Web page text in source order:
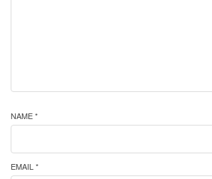
NAME *
EMAIL *